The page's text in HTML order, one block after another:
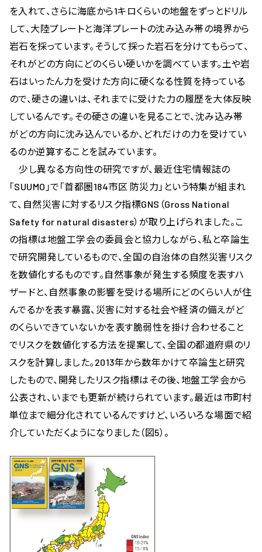
を入れて、さらに海底から1キロくらいの地盤をずっとドリル
して、大陸プレートと海洋プレートの沈み込み帯の境界から
岩石を採っています。そうして採った岩石を分けてもらって、
それがどの方向にどのくらい硬いかを調べています。土や岩
石はいったん力を受けた方向に硬くなる性質を持っている
ので、硬さの違いは、それまでに受けた力の履歴を大体反映
しているんです。その硬さの違いを見ることで、沈み込み帯
がどの方向に沈み込んでいるか、どれだけの力を受けてい
るのか逆算することを試みています。
少し異なる方向性の研究ですが、最近住宅情報誌の
「SUUMO」で「首都圏184市区 防災力」という特集が組まれ
て、自然災害に対するリスク指標GNS（Gross National
Safety for natural disasters）が取り上げられました。こ
の指標は地盤工学会の委員会と協力しながら、私と卒論生
で研究開発しているもので、全国の自治体の自然災害リスク
を数値化するものです。自然事象が発生する頻度を表すハ
ザードと、自然事象の影響を受ける場所にどのくらい人が住
んでるかを表す暴露、災害に対する社会や経済の備えがど
のくらいできていないかを表す脆弱性を掛け合わせること
でリスクを数値化する方法を提案して、全国の都道府県のリ
スクを計算しました。2013年から数年かけて卒論生と研究
したもので、開発したリスク指標はその後、地盤工学会から
公表され、いまでも更新が続けられています。最近は市町村
単位まで細分化されているんですけど、いろいろな場面で紹
介していただくようになりました（図5）。